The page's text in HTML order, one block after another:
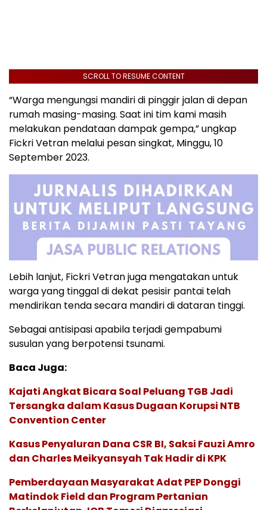
SCROLL TO RESUME CONTENT
“Warga mengungsi mandiri di pinggir jalan di depan
rumah masing-masing. Saat ini tim kami masih
melakukan pendataan dampak gempa,” ungkap
Fickri Vetran melalui pesan singkat, Minggu, 10
September 2023.
Lebih lanjut, Fickri Vetran juga mengatakan untuk
warga yang tinggal di dekat pesisir pantai telah
mendirikan tenda secara mandiri di dataran tinggi.
Sebagai antisipasi apabila terjadi gempabumi
susulan yang berpotensi tsunami.
Baca Juga:
Kajati Angkat Bicara Soal Peluang TGB Jadi
Tersangka dalam Kasus Dugaan Korupsi NTB
Convention Center
Kasus Penyaluran Dana CSR BI, Saksi Fauzi Amro
dan Charles Meikyansyah Tak Hadir di KPK
Pemberdayaan Masyarakat Adat PEP Donggi
Matindok Field dan Program Pertanian